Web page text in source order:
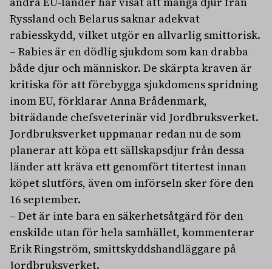
Ryssland och Belarus saknar adekvat
rabiesskydd, vilket utgör en allvarlig smittorisk.
– Rabies är en dödlig sjukdom som kan drabba
både djur och människor. De skärpta kraven är
kritiska för att förebygga sjukdomens spridning
inom EU, förklarar Anna Brådenmark,
biträdande chefsveterinär vid Jordbruksverket.
Jordbruksverket uppmanar redan nu de som
planerar att köpa ett sällskapsdjur från dessa
länder att kräva ett genomfört titertest innan
köpet slutförs, även om införseln sker före den
16 september.
– Det är inte bara en säkerhetsåtgärd för den
enskilde utan för hela samhället, kommenterar
Erik Ringström, smittskyddshandläggare på
Jordbruksverket.